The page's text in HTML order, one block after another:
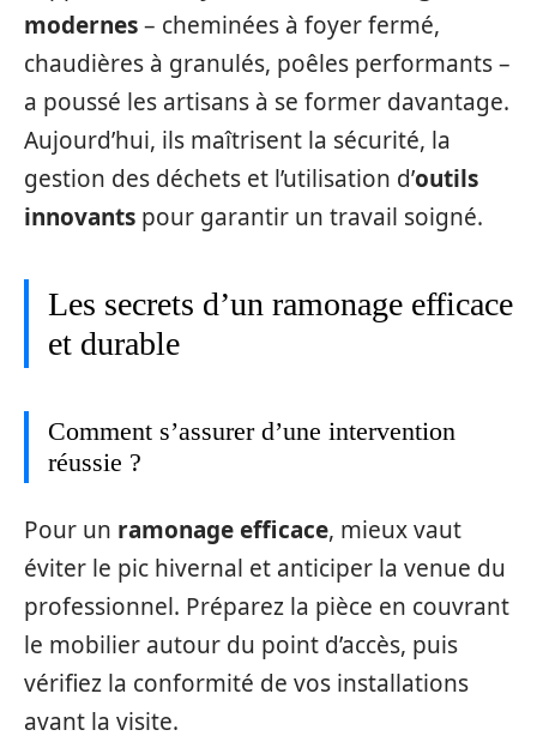
modernes– cheminées à foyer fermé,
chaudières à granulés, poêles performants –
a poussé les artisans à se former davantage.
Aujourd’hui, ils maîtrisent la sécurité, la
gestion des déchets et l’utilisation d’outils
innovants pour garantir un travail soigné.
Les secrets d’un ramonage efficace
et durable
Comment s’assurer d’une intervention
réussie ?
Pour un ramonage efficace, mieux vaut
éviter le pic hivernal et anticiper la venue du
professionnel. Préparez la pièce en couvrant
le mobilier autour du point d’accès, puis
vérifiez la conformité de vos installations
avant la visite.